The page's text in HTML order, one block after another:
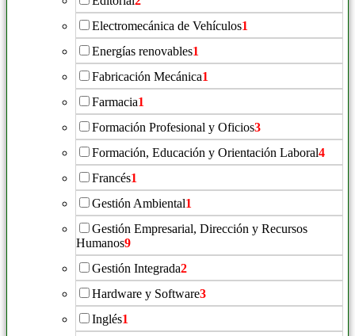
Electromecánica de Vehículos1
Energías renovables1
Fabricación Mecánica1
Farmacia1
Formación Profesional y Oficios3
Formación, Educación y Orientación Laboral4
Francés1
Gestión Ambiental1
Gestión Empresarial, Dirección y Recursos
Humanos9
Gestión Integrada2
Hardware y Software3
Inglés1